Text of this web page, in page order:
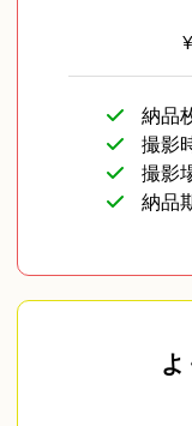
¥
納品
撮影
撮影
納品